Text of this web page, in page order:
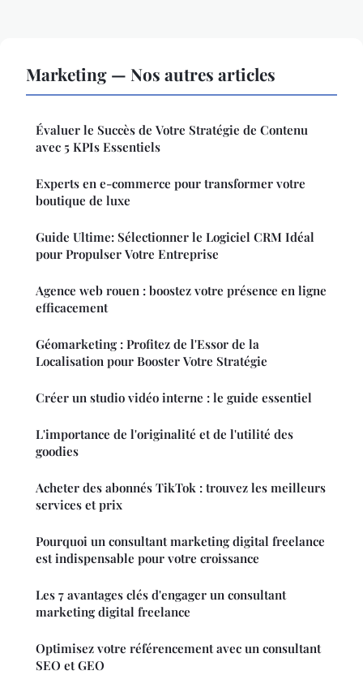
Marketing — Nos autres articles
Évaluer le Succès de Votre Stratégie de Contenu
avec 5 KPIs Essentiels
Experts en e-commerce pour transformer votre
boutique de luxe
Guide Ultime: Sélectionner le Logiciel CRM Idéal
pour Propulser Votre Entreprise
Agence web rouen : boostez votre présence en ligne
efficacement
Géomarketing : Profitez de l'Essor de la
Localisation pour Booster Votre Stratégie
Créer un studio vidéo interne : le guide essentiel
L'importance de l'originalité et de l'utilité des
goodies
Acheter des abonnés TikTok : trouvez les meilleurs
services et prix
Pourquoi un consultant marketing digital freelance
est indispensable pour votre croissance
Les 7 avantages clés d'engager un consultant
marketing digital freelance
Optimisez votre référencement avec un consultant
SEO et GEO